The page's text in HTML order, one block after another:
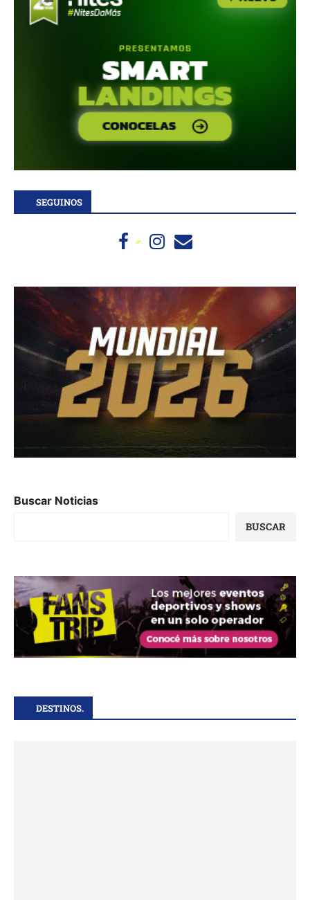
SEGUINOS
Buscar Noticias
BUSCAR
DESTINOS.